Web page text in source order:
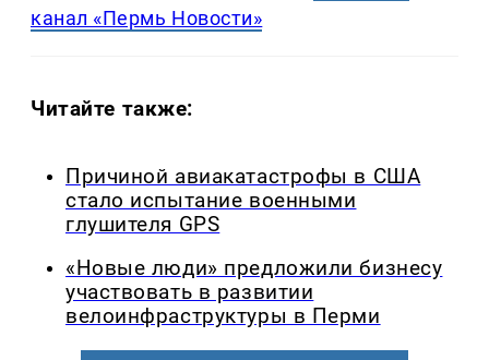
канал «Пермь Новости»
Читайте также:
Причиной авиакатастрофы в США
стало испытание военными
глушителя GPS
«Новые люди» предложили бизнесу
участвовать в развитии
велоинфраструктуры в Перми